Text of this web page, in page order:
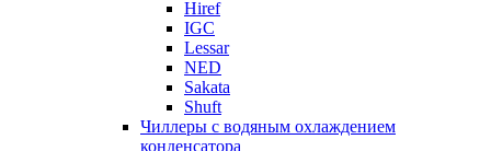
Hiref
IGC
Lessar
NED
Sakata
Shuft
Чиллеры с водяным охлаждением
конденсатора